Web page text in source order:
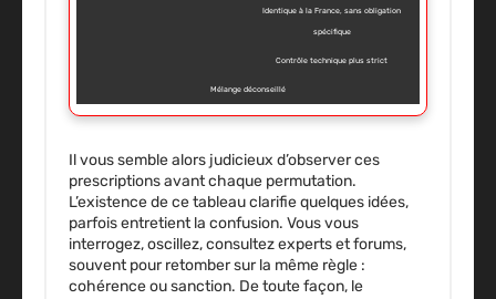
Identique à la France, sans obligation
spécifique
Contrôle technique plus strict
Mélange déconseillé
Il vous semble alors judicieux d’observer ces
prescriptions avant chaque permutation.
L’existence de ce tableau clarifie quelques idées,
parfois entretient la confusion. Vous vous
interrogez, oscillez, consultez experts et forums,
souvent pour retomber sur la même règle :
cohérence ou sanction. De toute façon, le